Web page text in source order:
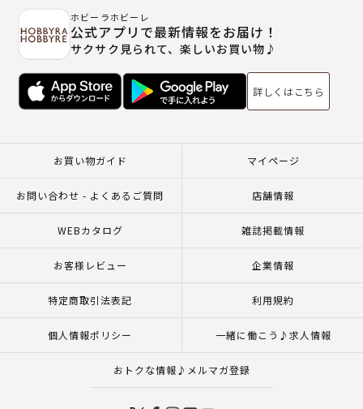
ホビーラホビーレ
公式アプリで最新情報をお届け！
サクサク見られて、楽しいお買い物♪
詳しくはこちら
お買い物ガイド マイページ
お問い合わせ - よくあるご質問 店舗情報
WEBカタログ 雑誌掲載情報
お客様レビュー 企業情報
特定商取引法表記 利用規約
個人情報ポリシー 一緒に働こう♪求人情報
おトクな情報♪メルマガ登録